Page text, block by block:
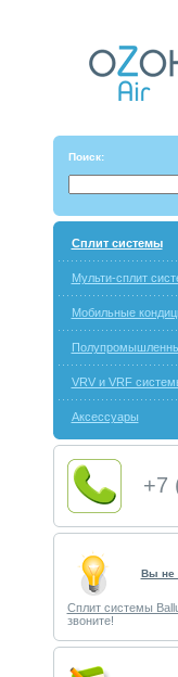
Поиск:
Сплит системы
Мульти-сплит
Мобильные
VRV и VRF
Аксессуары
+7
Вы не
Сплит системы
звоните!